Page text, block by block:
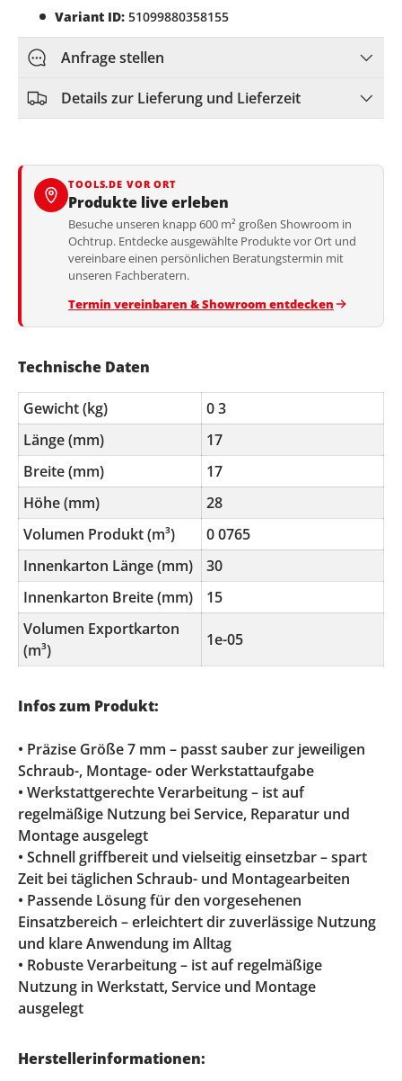
Variant ID: 51099880358155
Anfrage stellen
Details zur Lieferung und Lieferzeit
TOOLS.DE VOR ORT
Produkte live erleben
Besuche unseren knapp 600 m² großen Showroom in
Ochtrup. Entdecke ausgewählte Produkte vor Ort und
vereinbare einen persönlichen Beratungstermin mit
unseren Fachberatern.
Termin vereinbaren & Showroom entdecken
Technische Daten
Gewicht (kg)
0 3
Länge (mm)
17
Breite (mm)
17
Höhe (mm)
28
Volumen Produkt (m³)
0 0765
Innenkarton Länge (mm)
30
Innenkarton Breite (mm)
15
Volumen Exportkarton
(m³)
1e-05
Infos zum Produkt:
• Präzise Größe 7 mm – passt sauber zur jeweiligen
Schraub-, Montage- oder Werkstattaufgabe
• Werkstattgerechte Verarbeitung – ist auf
regelmäßige Nutzung bei Service, Reparatur und
Montage ausgelegt
• Schnell griffbereit und vielseitig einsetzbar – spart
Zeit bei täglichen Schraub- und Montagearbeiten
• Passende Lösung für den vorgesehenen
Einsatzbereich – erleichtert dir zuverlässige Nutzung
und klare Anwendung im Alltag
• Robuste Verarbeitung – ist auf regelmäßige
Nutzung in Werkstatt, Service und Montage
ausgelegt
Herstellerinformationen: